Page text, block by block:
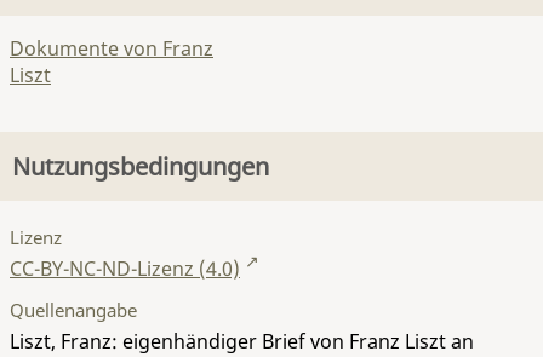
Dokumente von Franz
Liszt
Nutzungsbedingungen
Lizenz
CC-BY-NC-ND-Lizenz (4.0)
Quellenangabe
Liszt, Franz: eigenhändiger Brief von Franz Liszt an